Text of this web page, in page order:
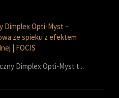
Dimplex Opti-Myst –
ze spieku z efektem
| FOCIS
Dimplex Opti-Myst t...